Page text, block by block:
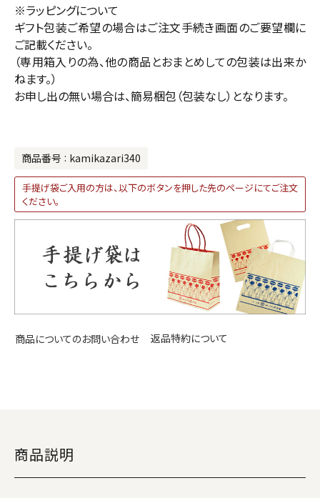
※ラッピングについて
ギフト包装ご希望の場合はご注文手続き画面のご要望欄に
ご記載ください。
（専用箱入りの為、他の商品とおまとめしての包装は出来か
ねます。）
お申し出の無い場合は、簡易梱包（包装なし）となります。
商品番号 kamikazari340
手提げ袋ご入用の方は、以下のボタンを押した先のページにてご注文
ください。
商品についてのお問い合わせ 返品特約について
商品説明